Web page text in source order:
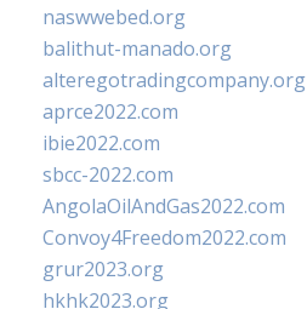
naswwebed.org
balithut-manado.org
alteregotradingcompany.org
aprce2022.com
ibie2022.com
sbcc-2022.com
AngolaOilAndGas2022.com
Convoy4Freedom2022.com
grur2023.org
hkhk2023.org